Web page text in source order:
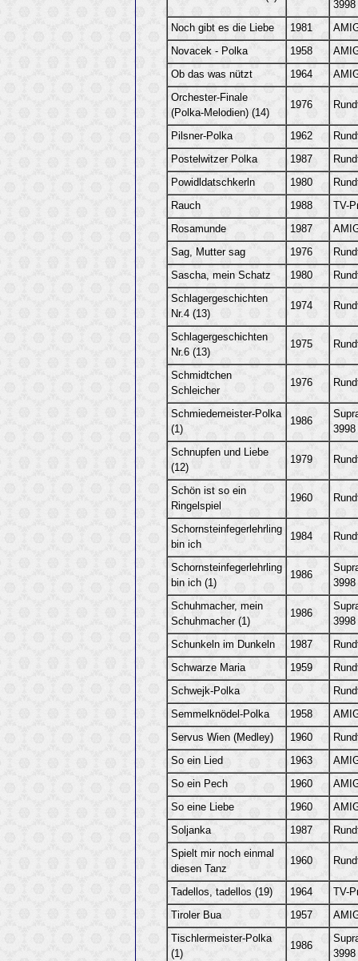
3998
Noch gibt es die Liebe 1981
Novacek - Polka 1958
Ob das was nützt 1964
Orchester-Finale
(Polka-Melodien) (14)
1976
Pilsner-Polka 1962
Postelwitzer Polka 1987
Powidldatschkerln 1980
Rauch 1988 TV-
Rosamunde 1987
Sag, Mutter sag 1976
Sascha, mein Schatz 1980
Schlagergeschichten
Nr.4 (13)
1974
Schlagergeschichten
Nr.6 (13)
1975
Schmidtchen
Schleicher
1976
Schmiedemeister-Polka
(1)
1986
3998
Schnupfen und Liebe
(12)
1979
Schön ist so ein
Ringelspiel
1960
Schornsteinfegerlehrling
bin ich
1984
Schornsteinfegerlehrling
bin ich (1)
1986
3998
Schuhmacher, mein
Schuhmacher (1)
1986
3998
Schunkeln im Dunkeln 1987
Schwarze Maria 1959
Schwejk-Polka
Semmelknödel-Polka 1958
Servus Wien (Medley) 1960
So ein Lied 1963
So ein Pech 1960
So eine Liebe 1960
Soljanka 1987
Spielt mir noch einmal
diesen Tanz
1960
Tadellos, tadellos (19) 1964 TV-
Tiroler Bua 1957
Tischlermeister-Polka
(1)
1986
3998